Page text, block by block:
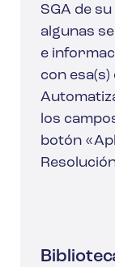
SGA de
algunas
e
con esa(s)
los
botón